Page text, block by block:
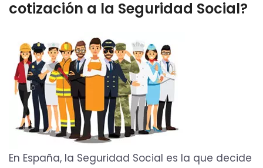
cotización a la Seguridad Social?
En España, la Seguridad Social es la que decide